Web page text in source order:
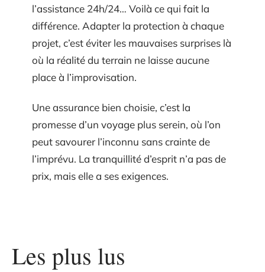
l’assistance 24h/24… Voilà ce qui fait la
différence. Adapter la protection à chaque
projet, c’est éviter les mauvaises surprises là
où la réalité du terrain ne laisse aucune
place à l’improvisation.
Une assurance bien choisie, c’est la
promesse d’un voyage plus serein, où l’on
peut savourer l’inconnu sans crainte de
l’imprévu. La tranquillité d’esprit n’a pas de
prix, mais elle a ses exigences.
Les plus lus